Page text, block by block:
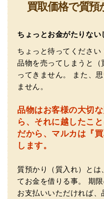
（大阪府東大阪市）ネット
感じて飛び込みで訪問。飛
るお店でした。満足いく金
りがとうございます。
買取価格で質預
ちょっとお金がたりな
ちょっと待ってください
品物を売ってしまうと
ってきません。
また、
ません。
品物はお客様の大切
ら、それに越したこと
だから、マルカは『
します。
質預かり（質入れ）と
てお金を借りる事。
期
お支払いいただければ、